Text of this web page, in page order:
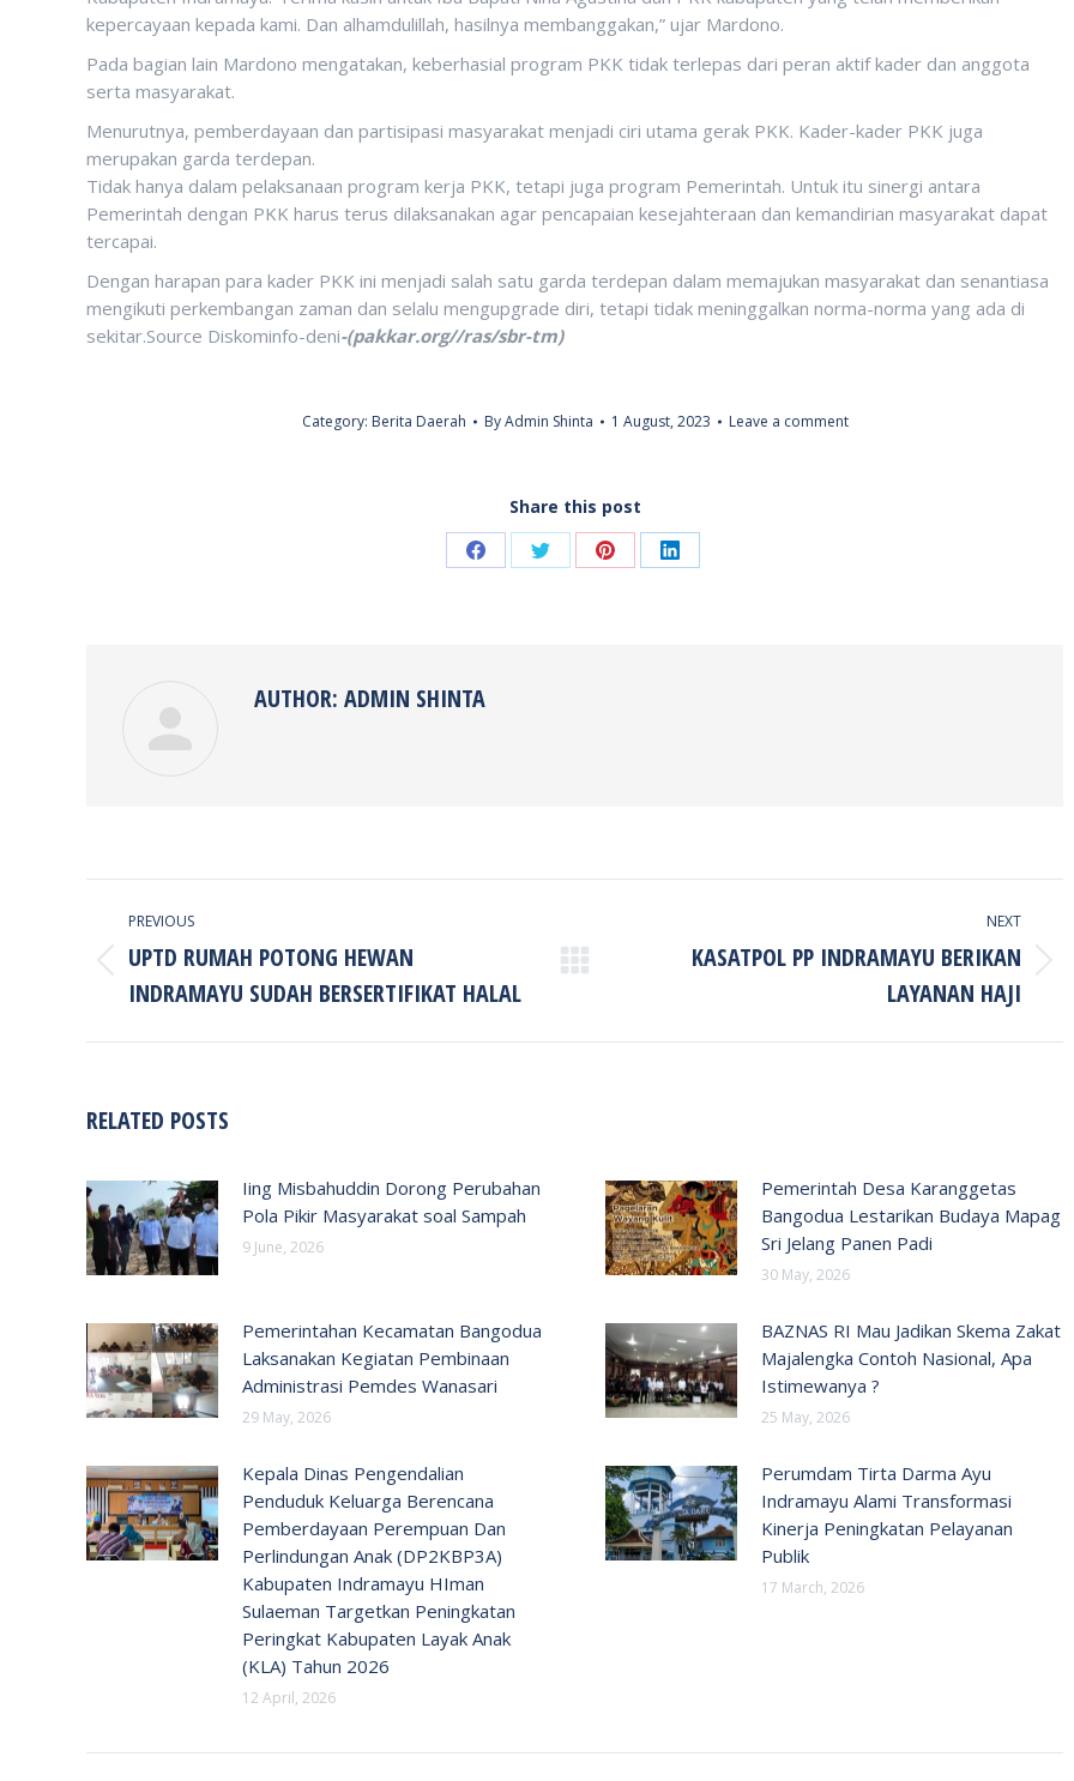
kepercayaan kepada kami. Dan alhamdulillah, hasilnya membanggakan,” ujar Mardono.
Pada bagian lain Mardono mengatakan, keberhasial program PKK tidak terlepas dari peran aktif kader dan anggota
serta masyarakat.
Menurutnya, pemberdayaan dan partisipasi masyarakat menjadi ciri utama gerak PKK. Kader-kader PKK juga
merupakan garda terdepan.
Tidak hanya dalam pelaksanaan program kerja PKK, tetapi juga program Pemerintah. Untuk itu sinergi antara
Pemerintah dengan PKK harus terus dilaksanakan agar pencapaian kesejahteraan dan kemandirian masyarakat dapat
tercapai.
Dengan harapan para kader PKK ini menjadi salah satu garda terdepan dalam memajukan masyarakat dan senantiasa
mengikuti perkembangan zaman dan selalu mengupgrade diri, tetapi tidak meninggalkan norma-norma yang ada di
sekitar.Source Diskominfo-deni-(pakkar.org//ras/sbr-tm)
Category: Berita Daerah ByAdmin Shinta 1 August, 2023 Leave a comment
Share this post
Share Share Share Share
AUTHOR: ADMIN SHINTA
NAVIGATION
PREVIOUS
Previous
post:
UPTD RUMAH POTONG HEWAN
INDRAMAYU SUDAH BERSERTIFIKAT HALAL
NEXT
KASATPOL PP INDRAMAYU BERIKAN
LAYANAN HAJI
RELATED POSTS
Iing Misbahuddin Dorong Perubahan
Pola Pikir Masyarakat soal Sampah
9 June, 2026
Pemerintah Desa Karanggetas
Bangodua Lestarikan Budaya Mapag
Sri Jelang Panen Padi
30 May, 2026
Pemerintahan Kecamatan Bangodua
Laksanakan Kegiatan Pembinaan
Administrasi Pemdes Wanasari
29 May, 2026
BAZNAS RI Mau Jadikan Skema Zakat
Majalengka Contoh Nasional, Apa
Istimewanya ?
25 May, 2026
Kepala Dinas Pengendalian
Penduduk Keluarga Berencana
Pemberdayaan Perempuan Dan
Perlindungan Anak (DP2KBP3A)
Kabupaten Indramayu HIman
Sulaeman Targetkan Peningkatan
Peringkat Kabupaten Layak Anak
(KLA) Tahun 2026
12 April, 2026
Perumdam Tirta Darma Ayu
Indramayu Alami Transformasi
Kinerja Peningkatan Pelayanan
Publik
17 March, 2026